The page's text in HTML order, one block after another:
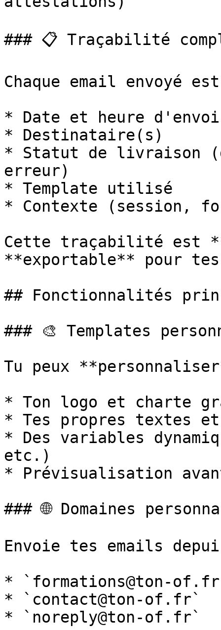
### 📋 Traçabilité
Chaque email envoyé
* Date et heure d'envoi
* Destinataire(s)
* Statut de livraison
erreur)
* Template utilisé
* Contexte (session,
Cette traçabilité est
**exportable** pour
## Fonctionnalités
### 🎨 Templates
Tu peux
* Ton logo et charte
* Tes propres textes
* Des variables
etc.)
* Prévisualisation
### 🌐 Domaines
Envoie tes emails
* `formations@ton-
* `contact@ton-of.fr`
* `noreply@ton-of.fr`